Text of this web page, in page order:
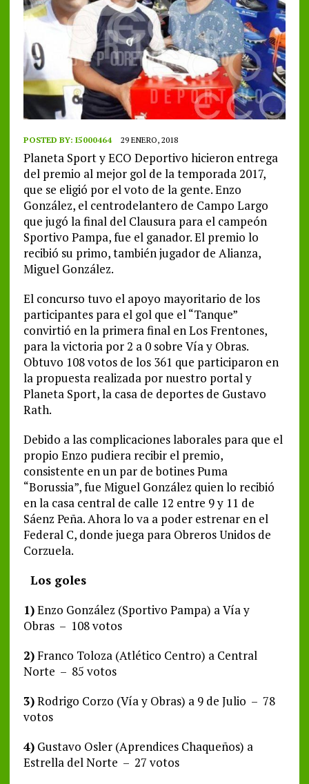
POSTED BY: I5000464 29 ENERO, 2018
Planeta Sport y ECO Deportivo hicieron entrega
del premio al mejor gol de la temporada 2017,
que se eligió por el voto de la gente. Enzo
González, el centrodelantero de Campo Largo
que jugó la final del Clausura para el campeón
Sportivo Pampa, fue el ganador. El premio lo
recibió su primo, también jugador de Alianza,
Miguel González.
El concurso tuvo el apoyo mayoritario de los
participantes para el gol que el “Tanque”
convirtió en la primera final en Los Frentones,
para la victoria por 2 a 0 sobre Vía y Obras.
Obtuvo 108 votos de los 361 que participaron en
la propuesta realizada por nuestro portal y
Planeta Sport, la casa de deportes de Gustavo
Rath.
Debido a las complicaciones laborales para que el
propio Enzo pudiera recibir el premio,
consistente en un par de botines Puma
“Borussia”, fue Miguel González quien lo recibió
en la casa central de calle 12 entre 9 y 11 de
Sáenz Peña. Ahora lo va a poder estrenar en el
Federal C, donde juega para Obreros Unidos de
Corzuela.
Los goles
1)Enzo González (Sportivo Pampa) a Vía y
Obras – 108 votos
2)Franco Toloza (Atlético Centro) a Central
Norte – 85 votos
3)Rodrigo Corzo (Vía y Obras) a 9 de Julio – 78
votos
4)Gustavo Osler (Aprendices Chaqueños) a
Estrella del Norte – 27 votos